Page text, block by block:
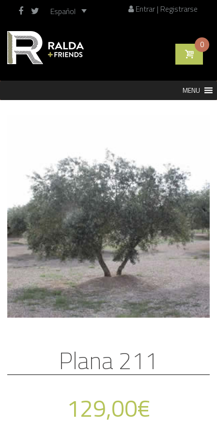
Español Entrar | Registrarse
0
Saltar
MENU
Plana 211
129,00€